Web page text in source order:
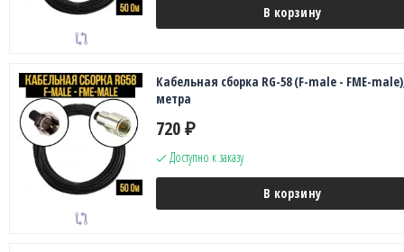
В корзину
Кабельная сборка RG-58 (F-male - FME-
метра
720 ₽
Доступно к заказу
В корзину